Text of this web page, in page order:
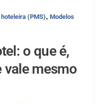
(PMS), Modelos
o que é,
mesmo